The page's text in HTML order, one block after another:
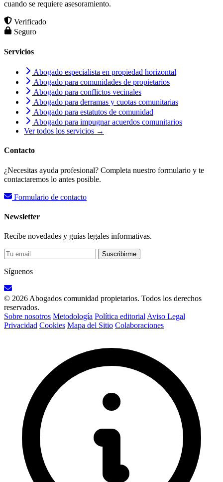
cuando se requiere asesoramiento.
Verificado
Seguro
Servicios
Abogado especialista en propiedad horizontal
Abogado para comunidades de propietarios
Abogado para conflictos vecinales
Abogado para derramas y cuotas comunitarias
Abogado para estatutos de comunidad
Abogado para impugnar acuerdos comunitarios
Ver todos los servicios →
Contacto
¿Necesitas ayuda profesional? Completa nuestro formulario y te
contactaremos lo antes posible.
Formulario de contacto
Newsletter
Recibe novedades y guías legales informativas.
Suscribirme
Síguenos
© 2026 Abogados comunidad propietarios. Todos los derechos
reservados.
Sobre nosotros Metodología Política editorial Aviso Legal
Privacidad Cookies Mapa del Sitio Colaboraciones